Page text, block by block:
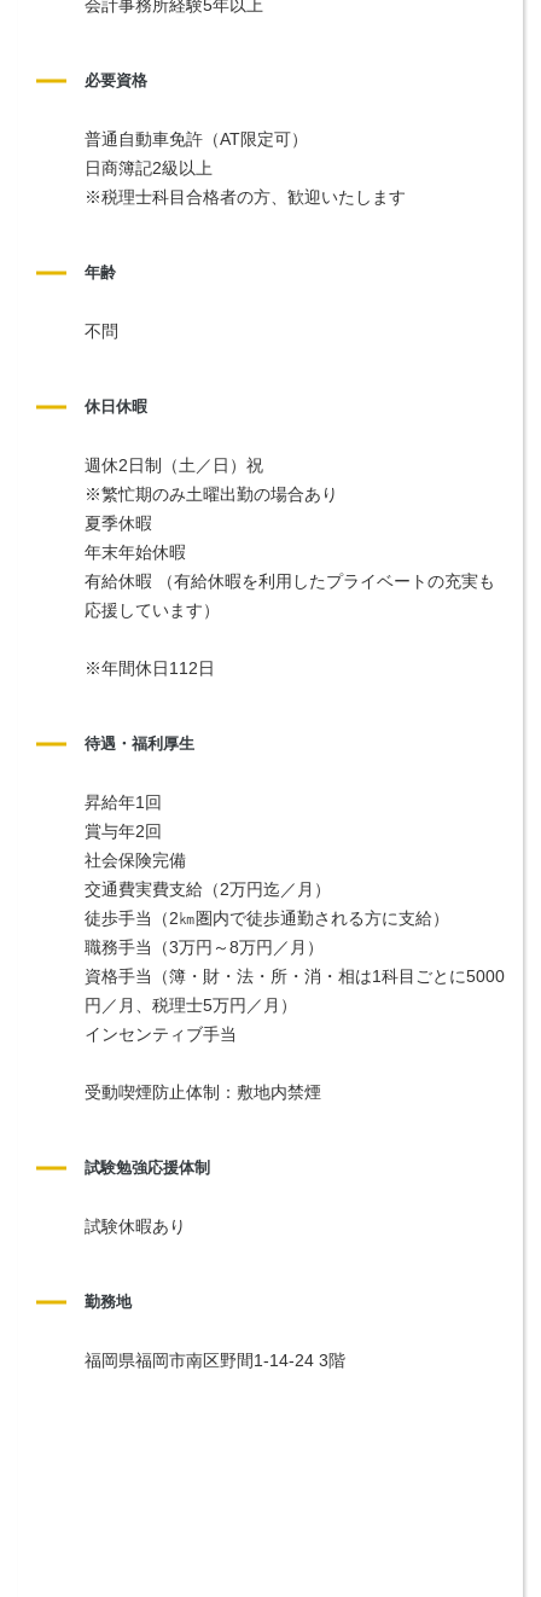
会計事務所経験5年以上
必要資格
普通自動車免許（AT限定可）
日商簿記2級以上
※税理士科目合格者の方、歓迎いたします
年齢
不問
休日休暇
週休2日制（土／日）祝
※繁忙期のみ土曜出勤の場合あり
夏季休暇
年末年始休暇
有給休暇 （有給休暇を利用したプライベートの充実も
応援しています）
※年間休日112日
待遇・福利厚生
昇給年1回
賞与年2回
社会保険完備
交通費実費支給（2万円迄／月）
徒歩手当（2㎞圏内で徒歩通勤される方に支給）
職務手当（3万円～8万円／月）
資格手当（簿・財・法・所・消・相は1科目ごとに5000
円／月、税理士5万円／月）
インセンティブ手当
受動喫煙防止体制：敷地内禁煙
試験勉強応援体制
試験休暇あり
勤務地
福岡県福岡市南区野間1-14-24 3階